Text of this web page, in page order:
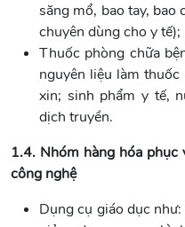
săng mổ, bao tay, bao
chuyên dùng cho y tế);
Thuốc phòng chữa
nguyên liệu làm
xin; sinh phẩm y tế,
dịch truyền.
1.4. Nhóm hàng hóa
công nghệ
Dụng cụ giáo dục